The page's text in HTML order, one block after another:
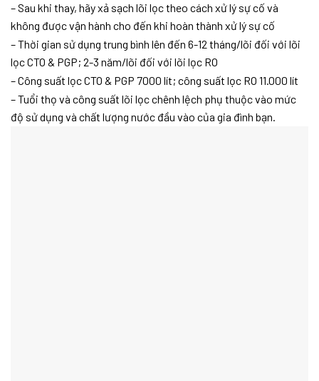
– Sau khi thay, hãy xả sạch lõi lọc theo cách xử lý sự cố và
không được vận hành cho đến khi hoàn thành xử lý sự cố
– Thời gian sử dụng trung bình lên đến 6-12 tháng/lõi đối với lõi
lọc CTO & PGP; 2-3 năm/lõi đối với lõi lọc RO
– Công suất lọc CTO & PGP 7000 lít; công suất lọc RO 11.000 lít
– Tuổi thọ và công suất lõi lọc chênh lệch phụ thuộc vào mức
độ sử dụng và chất lượng nước đầu vào của gia đình bạn.